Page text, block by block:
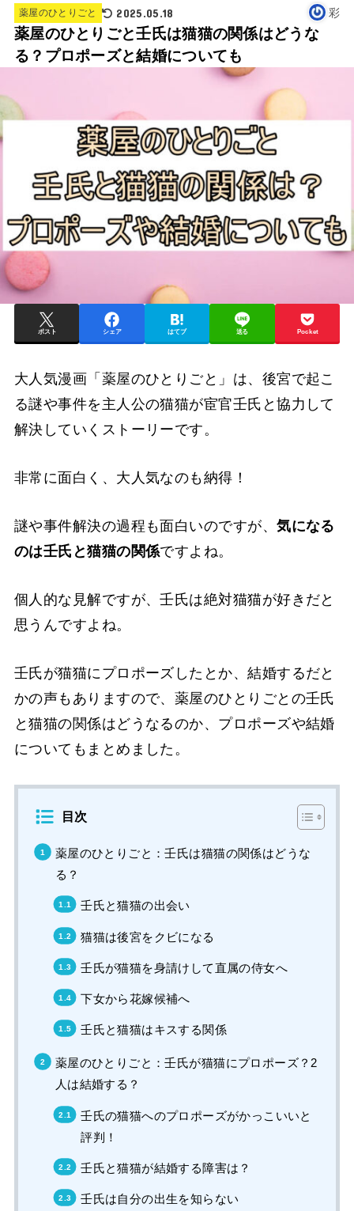
薬屋のひとりごと 2025.05.18 彩
薬屋のひとりごと壬氏は猫猫の関係はどうな
る？プロポーズと結婚についても
ポスト シェア はてブ 送る Pocket
大人気漫画「薬屋のひとりごと」は、後宮で起こ
る謎や事件を主人公の猫猫が宦官壬氏と協力して
解決していくストーリーです。
非常に面白く、大人気なのも納得！
謎や事件解決の過程も面白いのですが、気になる
のは壬氏と猫猫の関係ですよね。
個人的な見解ですが、壬氏は絶対猫猫が好きだと
思うんですよね。
壬氏が猫猫にプロポーズしたとか、結婚するだと
かの声もありますので、薬屋のひとりごとの壬氏
と猫猫の関係はどうなるのか、プロポーズや結婚
についてもまとめました。
目次
薬屋のひとりごと：壬氏は猫猫の関係はどうな
る？
壬氏と猫猫の出会い
猫猫は後宮をクビになる
壬氏が猫猫を身請けして直属の侍女へ
下女から花嫁候補へ
壬氏と猫猫はキスする関係
薬屋のひとりごと：壬氏が猫猫にプロポーズ？2
人は結婚する？
壬氏の猫猫へのプロポーズがかっこいいと
評判！
壬氏と猫猫が結婚する障害は？
壬氏は自分の出生を知らない